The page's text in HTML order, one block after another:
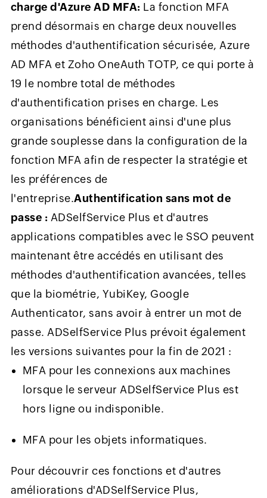
charge d'Azure AD MFA: La fonction MFA
prend désormais en charge deux nouvelles
méthodes d'authentification sécurisée, Azure
AD MFA et Zoho OneAuth TOTP, ce qui porte à
19 le nombre total de méthodes
d'authentification prises en charge. Les
organisations bénéficient ainsi d'une plus
grande souplesse dans la configuration de la
fonction MFA afin de respecter la stratégie et
les préférences de
l'entreprise.Authentification sans mot de
passe : ADSelfService Plus et d'autres
applications compatibles avec le SSO peuvent
maintenant être accédés en utilisant des
méthodes d'authentification avancées, telles
que la biométrie, YubiKey, Google
Authenticator, sans avoir à entrer un mot de
passe. ADSelfService Plus prévoit également
les versions suivantes pour la fin de 2021 :
MFA pour les connexions aux machines
lorsque le serveur ADSelfService Plus est
hors ligne ou indisponible.
MFA pour les objets informatiques.
Pour découvrir ces fonctions et d'autres
améliorations d'ADSelfService Plus,